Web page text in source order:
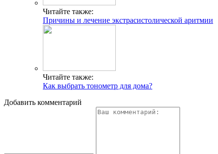
Читайте также:
Причины и лечение экстрасистолической аритмии
Читайте также:
Как выбрать тонометр для дома?
Добавить комментарий